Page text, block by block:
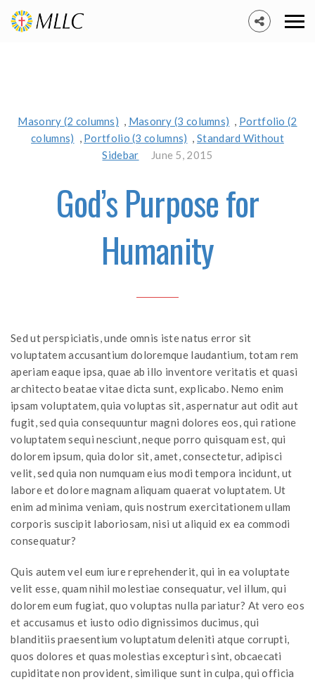
Masonry (2 columns) , Masonry (3 columns) , Portfolio (2
columns) , Portfolio (3 columns) ,Standard Without
Sidebar
June 5, 2015
God’s Purpose for
Humanity
Sed ut perspiciatis, unde omnis iste natus error sit
voluptatem accusantium doloremque laudantium, totam rem
aperiam eaque ipsa, quae ab illo inventore veritatis et quasi
architecto beatae vitae dicta sunt, explicabo. Nemo enim
ipsam voluptatem, quia voluptas sit, aspernatur aut odit aut
fugit, sed quia consequuntur magni dolores eos, qui ratione
voluptatem sequi nesciunt, neque porro quisquam est, qui
dolorem ipsum, quia dolor sit, amet, consectetur, adipisci
velit, sed quia non numquam eius modi tempora incidunt, ut
labore et dolore magnam aliquam quaerat voluptatem. Ut
enim ad minima veniam, quis nostrum exercitationem ullam
corporis suscipit laboriosam, nisi ut aliquid ex ea commodi
consequatur?
Quis autem vel eum iure reprehenderit, qui in ea voluptate
velit esse, quam nihil molestiae consequatur, vel illum, qui
dolorem eum fugiat, quo voluptas nulla pariatur? At vero eos
et accusamus et iusto odio dignissimos ducimus, qui
blanditiis praesentium voluptatum deleniti atque corrupti,
quos dolores et quas molestias excepturi sint, obcaecati
cupiditate non provident, similique sunt in culpa, qui officia